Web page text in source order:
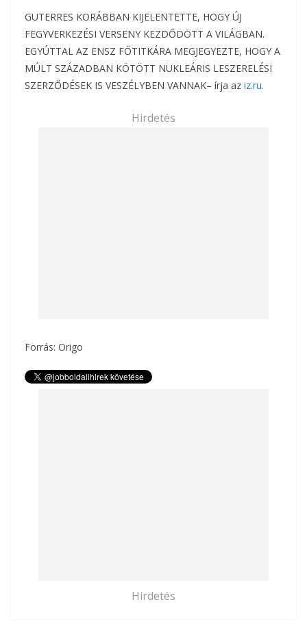
GUTERRES KORÁBBAN KIJELENTETTE, HOGY ÚJ
FEGYVERKEZÉSI VERSENY KEZDŐDÖTT A VILÁGBAN.
EGYÚTTAL AZ ENSZ FŐTITKÁRA MEGJEGYEZTE, HOGY A
MÚLT SZÁZADBAN KÖTÖTT NUKLEÁRIS LESZERELÉSI
SZERZŐDÉSEK IS VESZÉLYBEN VANNAK– írja az iz.ru.
Hirdetés
Forrás: Origo
Hirdetés